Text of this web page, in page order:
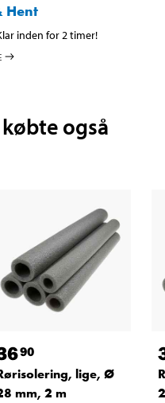
Hent
inden for 2 timer!
også
90
lige, Ø
mm, 2 m